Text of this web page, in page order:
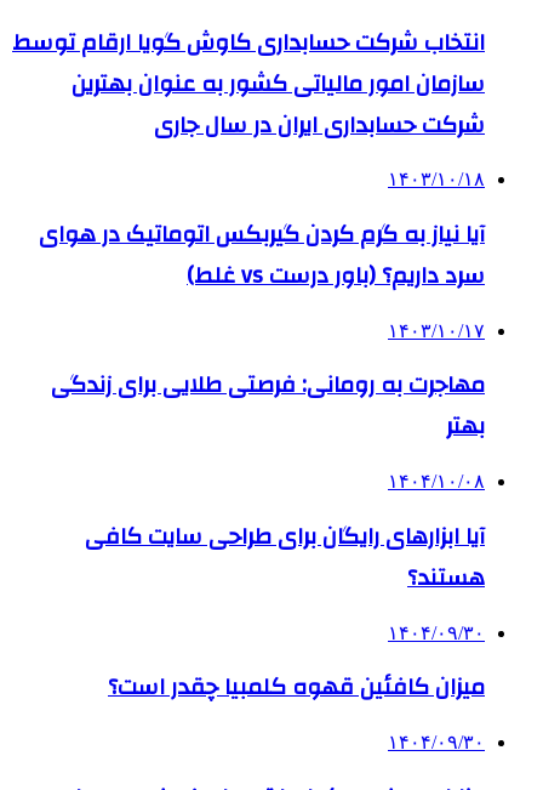
انتخاب شرکت حسابداری کاوش گویا ارقام توسط
سازمان امور مالیاتی کشور به عنوان بهترین
شرکت حسابداری ایران در سال جاری
۱۴۰۳/۱۰/۱۸
آیا نیاز به گرم کردن گیربکس اتوماتیک در هوای
سرد داریم؟ (باور درست vs غلط)
۱۴۰۳/۱۰/۱۷
مهاجرت به رومانی: فرصتی طلایی برای زندگی
بهتر
۱۴۰۴/۱۰/۰۸
آیا ابزارهای رایگان برای طراحی سایت کافی
هستند؟
۱۴۰۴/۰۹/۳۰
میزان کافئین قهوه کلمبیا چقدر است؟
۱۴۰۴/۰۹/۳۰